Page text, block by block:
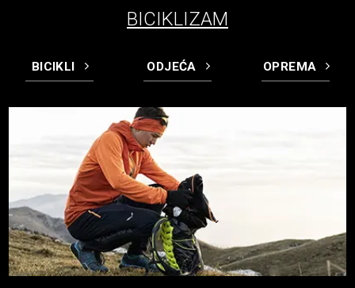
BICIKLIZAM
BICIKLI ODJEĆA OPREMA